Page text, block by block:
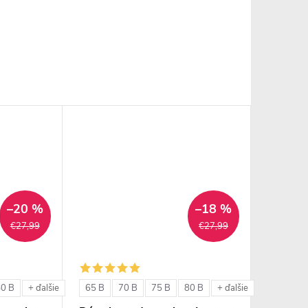
€27,99
–20 %
B + ďalšie
€27,99
–18 %
65 B 70 B 75 B 80 B + ďalšie